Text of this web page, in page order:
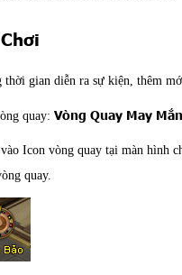
thời gian diễn ra sự kiện, thêm
quay:Vòng Quay May Mắn
Icon vòng quay tại màn hình
quay.